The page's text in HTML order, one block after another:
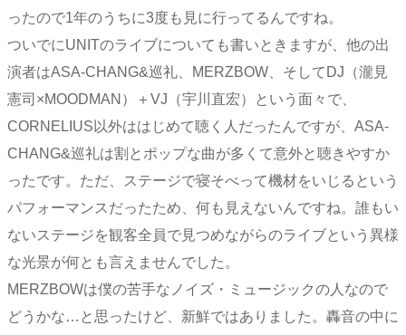
ったので1年のうちに3度も見に行ってるんですね。
ついでにUNITのライブについても書いときますが、他の出
演者はASA-CHANG&巡礼、MERZBOW、そしてDJ（瀧見
憲司×MOODMAN）＋VJ（宇川直宏）という面々で、
CORNELIUS以外ははじめて聴く人だったんですが、ASA-
CHANG&巡礼は割とポップな曲が多くて意外と聴きやすか
ったです。ただ、ステージで寝そべって機材をいじるという
パフォーマンスだったため、何も見えないんですね。誰もい
ないステージを観客全員で見つめながらのライブという異様
な光景が何とも言えませんでした。
MERZBOWは僕の苦手なノイズ・ミュージックの人なので
どうかな…と思ったけど、新鮮ではありました。轟音の中に